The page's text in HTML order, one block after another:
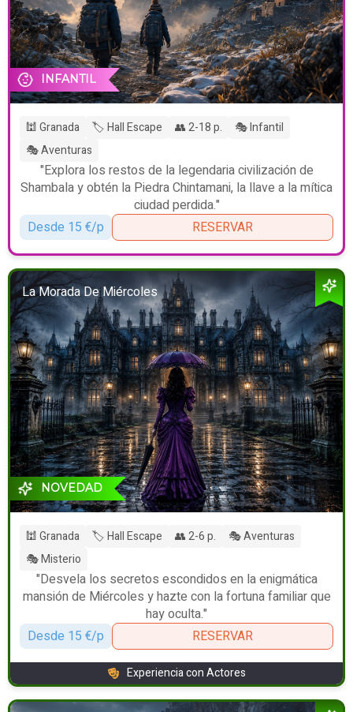
INFANTIL
🕍 Granada 🏷️ Hall Escape 👥 2-18 p.
🎭 Infantil
🎭 Aventuras
"Explora los restos de la legendaria civilización de
Shambala y obtén la Piedra Chintamani, la llave a la mítica
ciudad perdida."
Desde 15 €/p
RESERVAR
La Morada De Miércoles
NOVEDAD
🕍 Granada 🏷️ Hall Escape 👥 2-6 p.
🎭 Aventuras
🎭 Misterio
"Desvela los secretos escondidos en la enigmática
mansión de Miércoles y hazte con la fortuna familiar que
hay oculta."
Desde 15 €/p
RESERVAR
Experiencia con Actores